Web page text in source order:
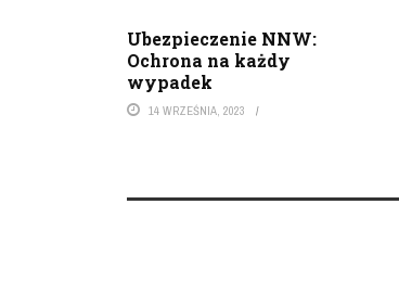
Ubezpieczenie NNW:
Ochrona na każdy
wypadek
14 WRZEŚNIA, 2023